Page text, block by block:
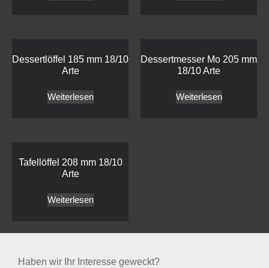
Dessertlöffel 185 mm 18/10
Arte
Weiterlesen
Dessertmesser Mo 205 mm
18/10 Arte
Weiterlesen
Tafellöffel 208 mm 18/10
Arte
Weiterlesen
Haben wir Ihr Interesse geweckt?